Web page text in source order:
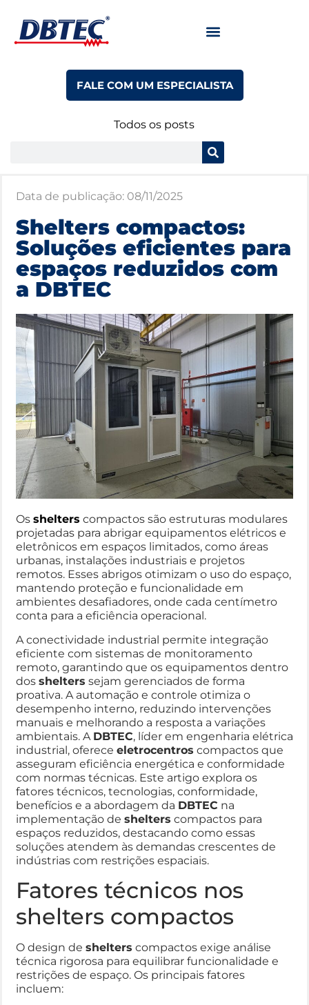
FALE COM UM ESPECIALISTA
Todos os posts
Data de publicação: 08/11/2025
Shelters compactos:
Soluções eficientes para
espaços reduzidos com
a DBTEC
Os shelters compactos são estruturas modulares
projetadas para abrigar equipamentos elétricos e
eletrônicos em espaços limitados, como áreas
urbanas, instalações industriais e projetos
remotos. Esses abrigos otimizam o uso do espaço,
mantendo proteção e funcionalidade em
ambientes desafiadores, onde cada centímetro
conta para a eficiência operacional.
A conectividade industrial permite integração
eficiente com sistemas de monitoramento
remoto, garantindo que os equipamentos dentro
dos shelters sejam gerenciados de forma
proativa. A automação e controle otimiza o
desempenho interno, reduzindo intervenções
manuais e melhorando a resposta a variações
ambientais. A DBTEC, líder em engenharia elétrica
industrial, oferece eletrocentros compactos que
asseguram eficiência energética e conformidade
com normas técnicas. Este artigo explora os
fatores técnicos, tecnologias, conformidade,
benefícios e a abordagem da DBTEC na
implementação de shelters compactos para
espaços reduzidos, destacando como essas
soluções atendem às demandas crescentes de
indústrias com restrições espaciais.
Fatores técnicos nos
shelters compactos
O design de shelters compactos exige análise
técnica rigorosa para equilibrar funcionalidade e
restrições de espaço. Os principais fatores
incluem: